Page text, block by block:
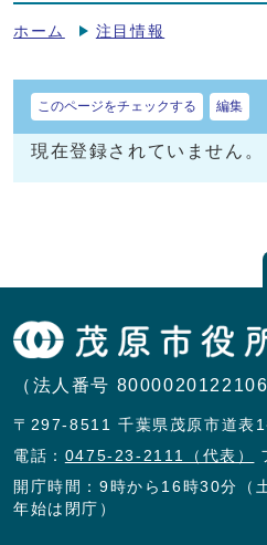
ホーム 注目情報
このページをチェックする 編集
現在登録されていません。
（法人番号 8000020122106
〒297-8511 千葉県茂原市道表1
電話： 0475-23-2111（代表）
開庁時間：9時から16時30分（
年始は閉庁）